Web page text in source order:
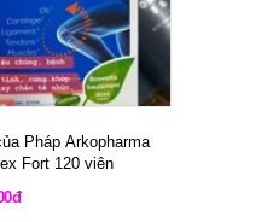
Pháp Arkopharma
Fort 120 viên